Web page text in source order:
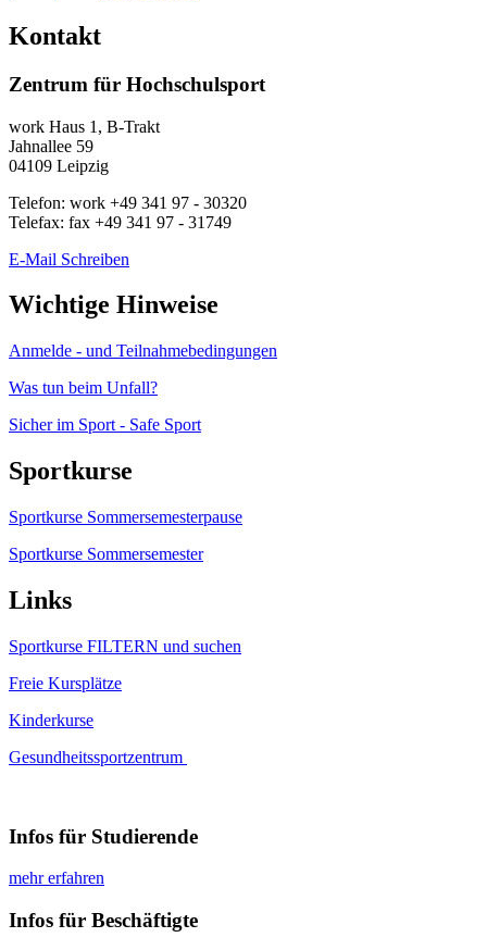
Kontakt
Zentrum für Hochschulsport
work Haus 1, B-Trakt
Jahnallee 59
04109 Leipzig
Telefon: work +49 341 97 - 30320
Telefax: fax +49 341 97 - 31749
E-Mail Schreiben
Wichtige Hinweise
Anmelde - und Teilnahmebedingungen
Was tun beim Unfall?
Sicher im Sport - Safe Sport
Sportkurse
Sportkurse Sommersemesterpause
Sportkurse Sommersemester
Links
Sportkurse FILTERN und suchen
Freie Kursplätze
Kinderkurse
Gesundheitssportzentrum
Infos für Studierende
mehr erfahren
Infos für Beschäftigte